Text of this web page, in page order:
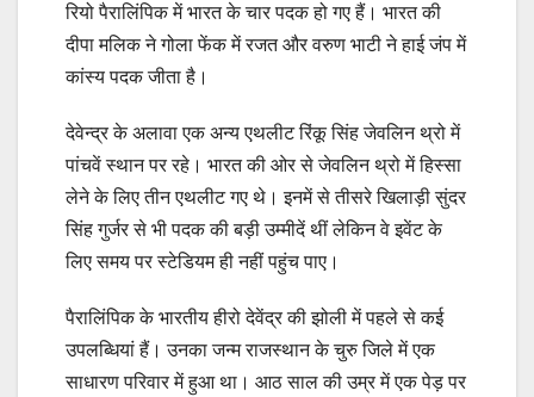
रियो पैरालिंपिक में भारत के चार पदक हो गए हैं। भारत की
दीपा मलिक ने गोला फेंक में रजत और वरुण भाटी ने हाई जंप में
कांस्य पदक जीता है।
देवेन्द्र के अलावा एक अन्‍य एथलीट रिंकू सिंह जेवलिन थ्रो में
पांचवें स्‍थान पर रहे। भारत की ओर से जेवलिन थ्रो में हिस्‍सा
लेने के लिए तीन एथलीट गए थे। इनमें से तीसरे खिलाड़ी सुंदर
सिंह गुर्जर से भी पदक की बड़ी उम्‍मीदें थीं लेकिन वे इवेंट के
लिए समय पर स्‍टेडियम ही नहीं पहुंच पाए।
पैरालिंपिक के भारतीय हीरो देवेंद्र की झोली में पहले से कई
उपलब्धियां हैं। उनका जन्म राजस्थान के चुरु जिले में एक
साधारण परिवार में हुआ था। आठ साल की उम्र में एक पेड़ पर